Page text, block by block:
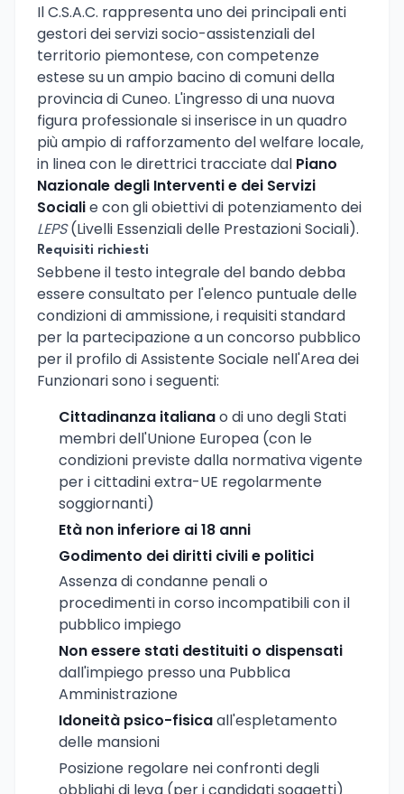
Il C.S.A.C. rappresenta uno dei principali enti
gestori dei servizi socio-assistenziali del
territorio piemontese, con competenze
estese su un ampio bacino di comuni della
provincia di Cuneo. L'ingresso di una nuova
figura professionale si inserisce in un quadro
più ampio di rafforzamento del welfare locale,
in linea con le direttrici tracciate dal Piano
Nazionale degli Interventi e dei Servizi
Socialie con gli obiettivi di potenziamento dei
LEPS(Livelli Essenziali delle Prestazioni Sociali).
Requisiti richiesti
Sebbene il testo integrale del bando debba
essere consultato per l'elenco puntuale delle
condizioni di ammissione, i requisiti standard
per la partecipazione a un concorso pubblico
per il profilo di Assistente Sociale nell'Area dei
Funzionari sono i seguenti:
Cittadinanza italianao di uno degli Stati
membri dell'Unione Europea (con le
condizioni previste dalla normativa vigente
per i cittadini extra-UE regolarmente
soggiornanti)
Età non inferiore ai 18 anni
Godimento dei diritti civili e politici
Assenza di condanne penali o
procedimenti in corso incompatibili con il
pubblico impiego
Non essere stati destituiti o dispensati
dall'impiego presso una Pubblica
Amministrazione
Idoneità psico-fisicaall'espletamento
delle mansioni
Posizione regolare nei confronti degli
obblighi di leva (per i candidati soggetti)